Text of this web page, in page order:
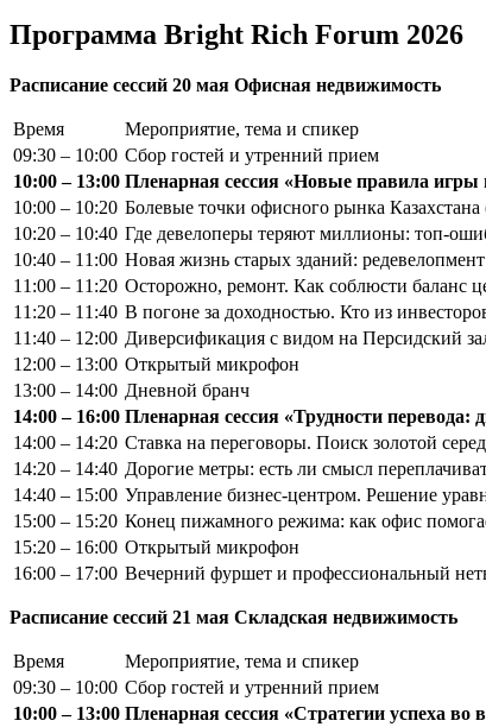
Программа Bright Rich Forum 2026
Расписание сессий 20 мая Офисная недвижимость
Время
Мероприятие, тема и спикер
09:30 – 10:00 Сбор гостей и утренний прием
10:00 – 13:00 Пленарная сессия «Новые правила игры
10:00 – 10:20 Болевые точки офисного рынка
10:20 – 10:40 Где девелоперы теряют миллионы: топ-
10:40 – 11:00 Новая жизнь старых зданий:
11:00 – 11:20 Осторожно, ремонт. Как соблюсти баланс
11:20 – 11:40 В погоне за доходностью. Кто из
11:40 – 12:00 Диверсификация с видом на Персидский
12:00 – 13:00 Открытый микрофон
13:00 – 14:00 Дневной бранч
14:00 – 16:00 Пленарная сессия «Трудности перевода:
14:00 – 14:20 Ставка на переговоры. Поиск золотой
14:20 – 14:40 Дорогие метры: есть ли смысл
14:40 – 15:00 Управление бизнес-центром. Решение
15:00 – 15:20 Конец пижамного режима: как офис
15:20 – 16:00 Открытый микрофон
16:00 – 17:00 Вечерний фуршет и профессиональный
Расписание сессий 21 мая Складская недвижимость
Время
Мероприятие, тема и спикер
09:30 – 10:00 Сбор гостей и утренний прием
10:00 – 13:00 Пленарная сессия «Стратегии успеха